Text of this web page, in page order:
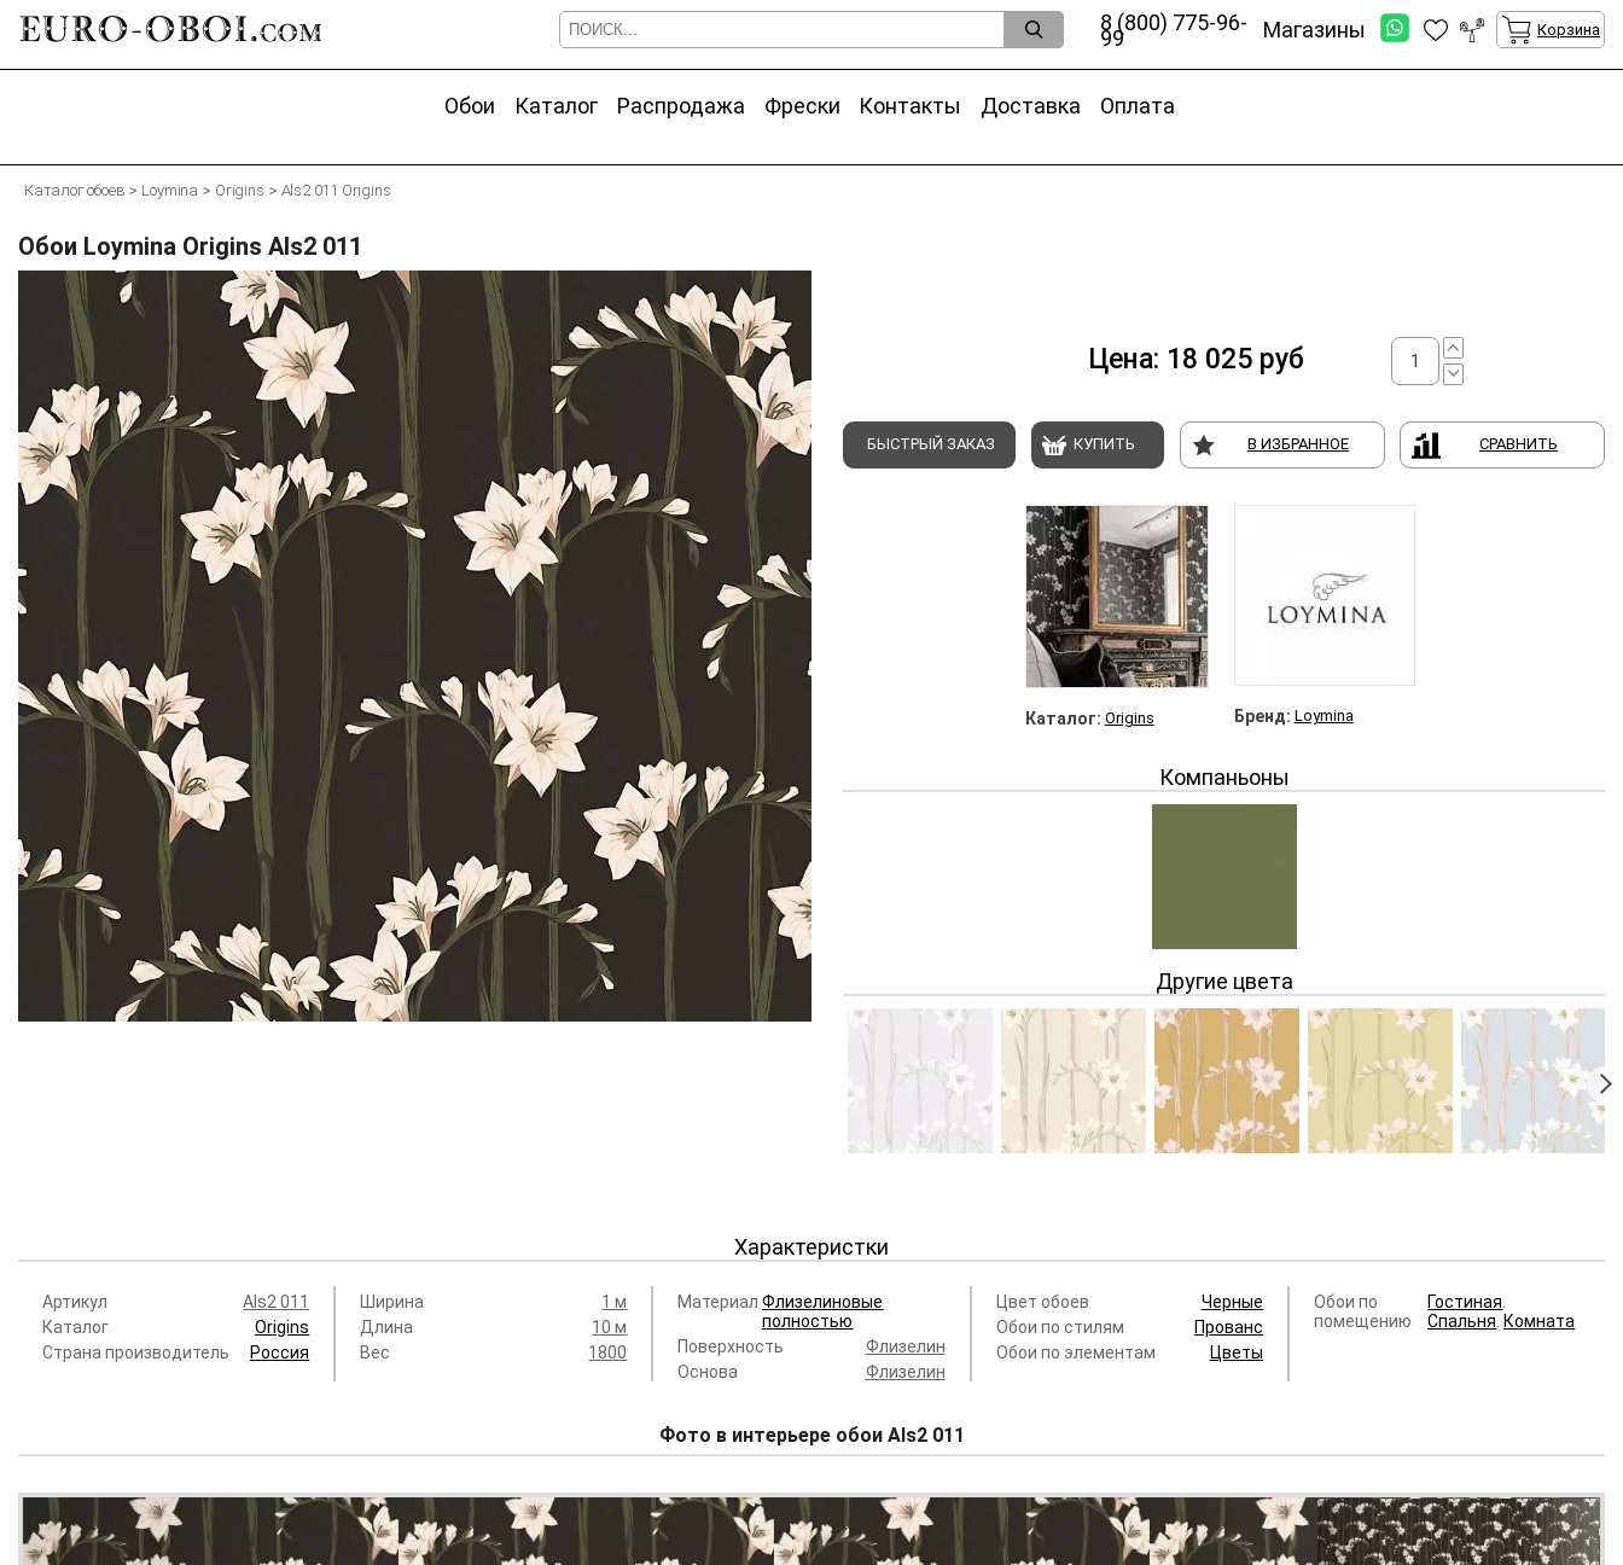
EURO-OBOI.com 8 (800) 775-96-
99 Магазины Корзина
Обои Каталог Распродажа Фрески Контакты Доставка Оплата
Каталог обоев Loymina Origins Als2 011 Origins
Обои Loymina Origins Als2 011
Цена: 18 025 руб
БЫСТРЫЙ ЗАКАЗ КУПИТЬ В ИЗБРАННОЕ СРАВНИТЬ
Каталог: Origins Бренд: Loymina
Компаньоны
Als8 005/1
Origins
18 025 руб.
Другие цвета
Характеристки
Артикул
Als2 011
Каталог
Origins
Страна производитель
Россия
Ширина
1 м
Длина
10 м
Вес
1800
Материал Флизелиновые
полностью
Поверхность
Флизелин
Основа
Флизелин
Цвет обоев
Черные
Обои по стилям
Прованс
Обои по элементам
Цветы
Обои по
помещению
Гостиная.
Спальня. Комната
Фото в интерьере обои Als2 011